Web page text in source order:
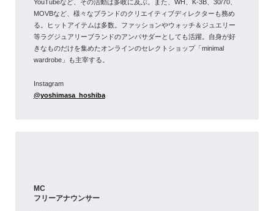
YouTubeなど、その活動は多岐に及ぶ。また、WH、K-3B、30/70、
MOVBなど、様々なブランドのクリエイティブディレクターも務め
る。ヒットアイテムは多数。ファッションやウォッチ＆ジュエリー
等ラグジュアリーブランドのアンバサダーとしても活躍。自身が好
きなものだけを集めたオンラインのセレクトショップ「minimal
wardrobe」も主宰する。
Instagram
@yoshimasa_hoshiba
MC
フリーアナウンサー